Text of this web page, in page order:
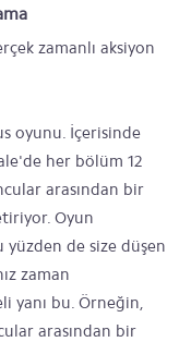
zamanlı aksiyon
oyunu. İçerisinde
her bölüm 12
arasından bir
Oyun
de size düşen
zaman
yanı bu. Örneğin,
arasından bir